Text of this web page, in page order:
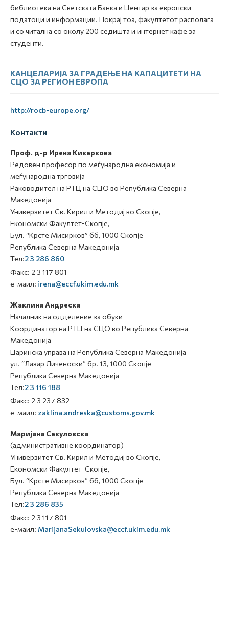
библиотека на Светската Банка и Центар за европски
податоци и информации. Покрај тоа, факултетот располага
и со читална со околу 200 седишта и интернет кафе за
студенти.
КАНЦЕЛАРИЈА ЗА ГРАДЕЊЕ НА КАПАЦИТЕТИ НА
СЦО ЗА РЕГИОН ЕВРОПА
http://rocb-europe.org/
Контакти
Проф. д-р Ирена Кикеркова
Редовен професор по меѓународна економија и
меѓународна трговија
Раководител на РТЦ на СЦО во Република Северна
Македонија
Универзитет Св. Кирил и Методиј во Скопје,
Економски Факултет-Скопје,
Бул. “Крсте Мисирков” бб, 1000 Скопје
Република Северна Македонија
Тел:2 3 286 860
Факс: 2 3 117 801
е-маил: irena@eccf.ukim.edu.mk
Жаклина Андреска
Началник на одделение за обуки
Координатор на РТЦ на СЦО во Република Северна
Македонија
Царинска управа на Република Северна Македонија
ул. “Лазар Личеноски” бр. 13, 1000 Скопје
Република Северна Македонија
Тел:2 3 116 188
Факс: 2 3 237 832
е-маил: zaklina.andreska@customs.gov.mk
Маријана Секуловска
(административне координатор)
Универзитет Св. Кирил и Методиј во Скопје,
Економски Факултет-Скопје,
Бул. “Крсте Мисирков” бб, 1000 Скопје
Република Северна Македонија
Тел:2 3 286 835
Факс: 2 3 117 801
е-маил: MarijanaSekulovska@eccf.ukim.edu.mk